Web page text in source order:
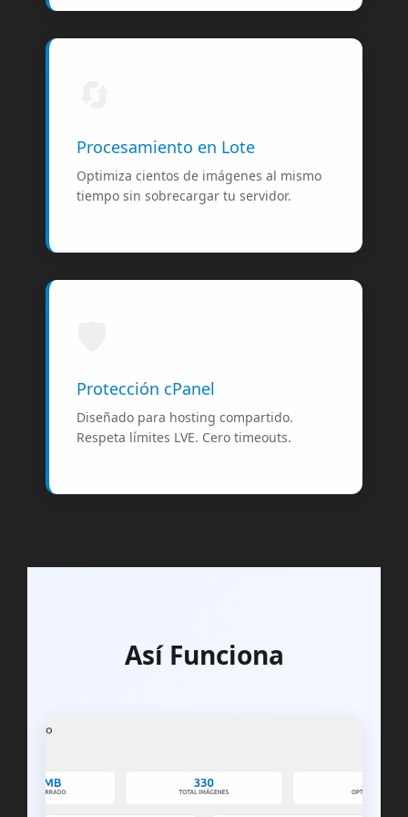
Procesamiento en Lote
Optimiza cientos de imágenes al mismo
tiempo sin sobrecargar tu servidor.
Protección cPanel
Diseñado para hosting compartido.
Respeta límites LVE. Cero timeouts.
Así Funciona